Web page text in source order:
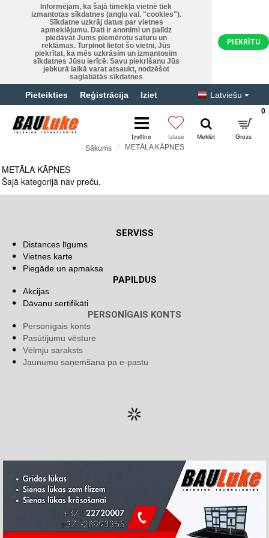
Informējam, ka šajā tīmekļa vietnē tiek
izmantotas sīkdatnes (angļu val. "cookies").
Sīkdatne uzkrāj datus par vietnes
apmeklējumu. Dati ir anonīmi un palīdz
piedāvāt Jums piemērotu saturu un
reklāmas. Turpinot lietot šo vietni, Jūs
piekrītat, ka mēs uzkrāsim un izmantosim
sīkdatnes Jūsu ierīcē. Savu piekrišanu Jūs
jebkurā laikā varat atsaukt, nodzēšot
saglabātās sīkdatnes
PIEKRĪTU
Pieteikties Reģistrācija Iziet Latviešu
0
Sākums METĀLA KĀPNES
METĀLA KĀPNES
Šajā kategorijā nav preču.
SERVISS
Distances līgums
Vietnes karte
Piegāde un apmaksa
PAPILDUS
Akcijas
Dāvanu sertifikāti
PERSONĪGAIS KONTS
Personīgais konts
Pasūtījumu vēsture
Vēlmju saraksts
Jaunumu saņemšana pa e-pastu